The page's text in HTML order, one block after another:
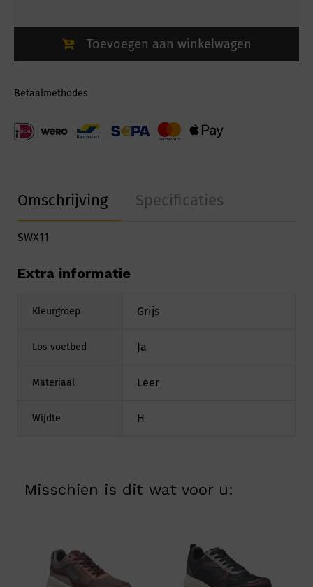
Toevoegen aan winkelwagen
Betaalmethodes
Omschrijving Specificaties
SWX11
Extra informatie
Kleurgroep Grijs
Los voetbed Ja
Materiaal Leer
Wijdte H
Misschien is dit wat voor u: